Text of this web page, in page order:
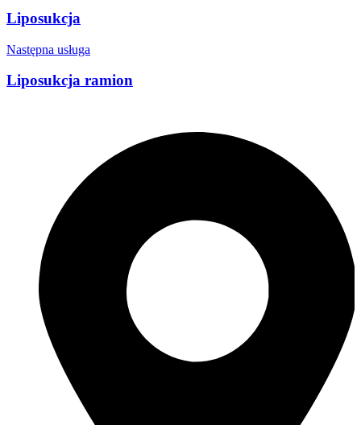
Liposukcja
Następna usługa
Liposukcja ramion